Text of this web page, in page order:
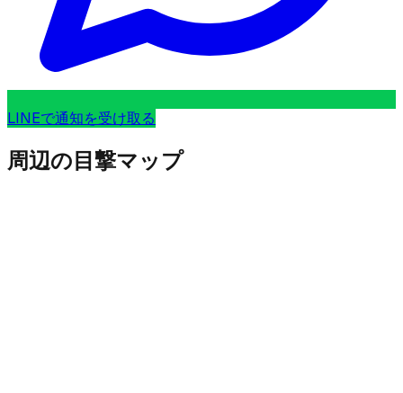
LINEで通知を受け取る
周辺の目撃マップ